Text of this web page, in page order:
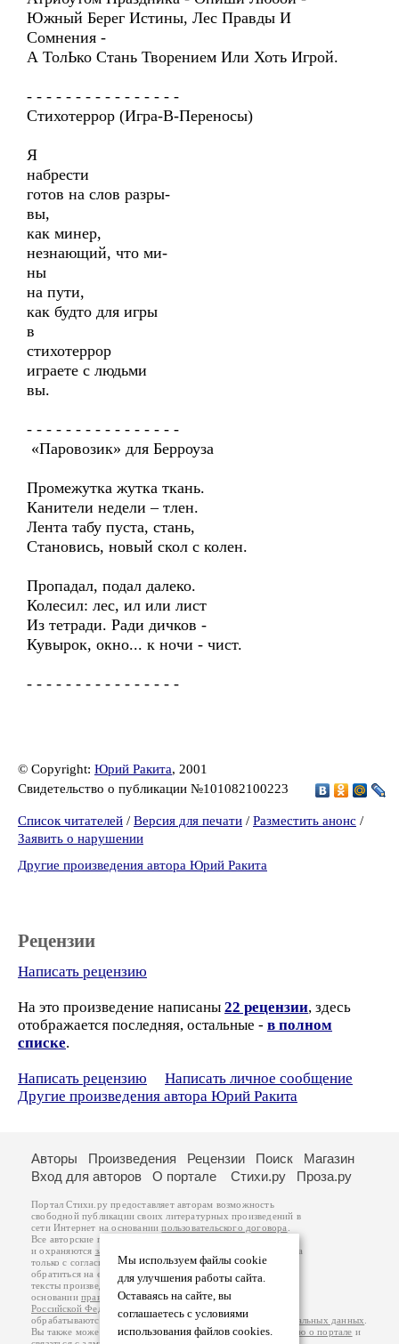
Южный Берег Истины, Лес Правды И
Сомнения -
А ТолЬко Стань Творением Или Хоть Игрой.
- - - - - - - - - - - - - - - -
Стихотеррор (Игра-В-Переносы)
Я
набрести
готов на слов разры-
вы,
как минер,
незнающий, что ми-
ны
на пути,
как будто для игры
в
стихотеррор
играете с людьми
вы.
- - - - - - - - - - - - - - - -
«Паровозик» для Берроуза
Промежутка жутка ткань.
Канители недели – тлен.
Лента табу пуста, стань,
Становись, новый скол с колен.
Пропадал, подал далеко.
Колесил: лес, ил или лист
Из тетради. Ради дичков -
Кувырок, окно... к ночи - чист.
- - - - - - - - - - - - - - - -
© Copyright: Юрий Ракита, 2001
Свидетельство о публикации №101082100223
Список читателей / Версия для печати / Разместить анонс /
Заявить о нарушении
Другие произведения автора Юрий Ракита
Рецензии
Написать рецензию
На это произведение написаны 22 рецензии, здесь
отображается последняя, остальные - в полном
списке.
Написать рецензию
Написать личное сообщение
Другие произведения автора Юрий Ракита
Мы используем файлы cookie
для улучшения работы сайта.
Оставаясь на сайте, вы
соглашаетесь с условиями
использования файлов cookies.
Авторы Произведения Рецензии Поиск
Магазин
Вход для авторов
О портале Стихи.ру Проза.ру
Портал Стихи.ру предоставляет авторам возможность
свободной публикации своих литературных произведений в
сети Интернет на основаниипользовательского договора
Все авторские права на произведения принадлежат авторам
и охраняются законом
. Перепечатка произведений возможна
только с согласия его автора, к которому вы можете
обратиться на его авторской странице. Ответственность за
тексты произведений авторы несут самостоятельно на
основанииправил публикацииизаконодательства
Российской Федерации
обрабатываются на основанииПолитики обработки персональных данных
Вы также можете посмотреть более подробнуюинформацию о портале и